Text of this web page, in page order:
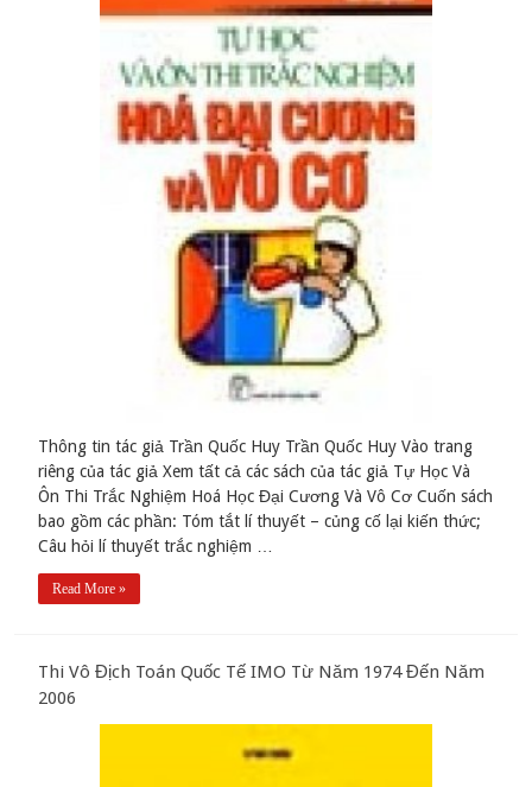
Thông tin tác giả Trần Quốc Huy Trần Quốc Huy Vào trang
riêng của tác giả Xem tất cả các sách của tác giả Tự Học Và
Ôn Thi Trắc Nghiệm Hoá Học Đại Cương Và Vô Cơ Cuốn sách
bao gồm các phần: Tóm tắt lí thuyết – củng cố lại kiến thức;
Câu hỏi lí thuyết trắc nghiệm …
Read More »
Thi Vô Địch Toán Quốc Tế IMO Từ Năm 1974 Đến Năm
2006